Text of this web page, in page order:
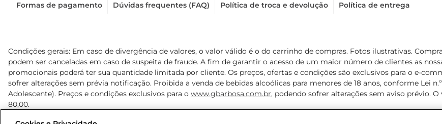
Formas de pagamento Dúvidas frequentes (FAQ) Política de troca e devolução Política de entrega
Condições gerais: Em caso de divergência de valores, o valor válido é o do carrinho de compras. Fotos ilustrativas.
podem ser canceladas em caso de suspeita de fraude. A fim de garantir o acesso de um maior número de clientes as
promocionais poderá ter sua quantidade limitada por cliente. Os preços, ofertas e condições são exclusivos para o e-
sofrer alterações sem prévia notificação. Proibida a venda de bebidas alcoólicas para menores de 18 anos, conforme Lei
Adolescente). Preços e condições exclusivos para o www.gbarbosa.com.br, podendo sofrer alterações sem aviso prévio.
80,00.